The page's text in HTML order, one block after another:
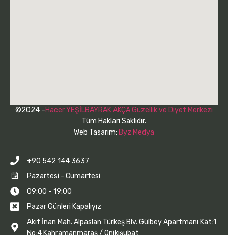
©2024 –Hacer YEŞİLBAYRAK AKÇA Güzellik ve Diyet Merkezi
Tüm Hakları Saklıdır.
Web Tasarım: Byz Medya
+90 542 144 3637
Pazartesi - Cumartesi
09:00 - 19:00
Pazar Günleri Kapalıyız
Akif İnan Mah. Alpaslan Türkeş Blv. Gülbey Apartmanı Kat:1